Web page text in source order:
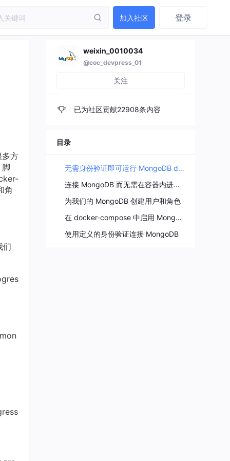
加入社区 登录
多方
角
们
weixin_0010034
@coc_devpress_01
关注
已为社区贡献22908条内容
目录
无需身份验证即可运行 MongoDB docker-compose
连接 MongoDB 而无需在容器内进行身份验证
为我们的 MongoDB 创建用户和角色
在 docker-compose 中启用 MongoDB 身份验证
使用定义的身份验证连接 MongoDB